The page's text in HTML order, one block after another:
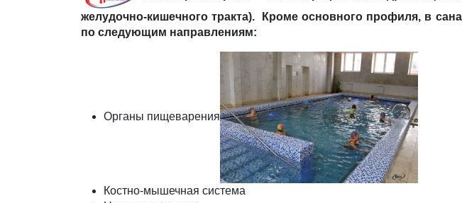
желудочно-кишечного тракта). Кроме основного профиля, в
по следующим направлениям:
Органы пищеварения
Костно-мышечная система